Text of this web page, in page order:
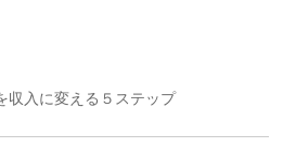
収入に変える５ステップ